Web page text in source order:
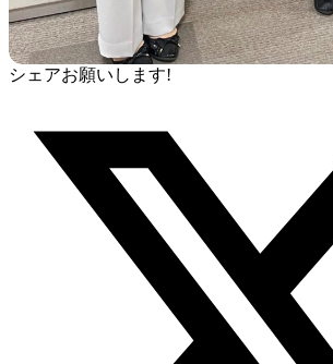
シェアお願いします!